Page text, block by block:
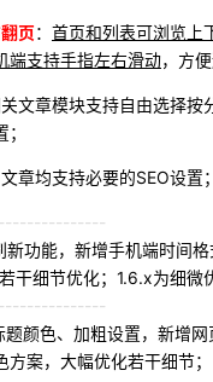
页： 首页和列表可浏览上
端支持手指左右滑动，方
文章模块支持自由选择按
章均支持必要的SEO设置；
新功能，新增手机端时间格
干细节优化； 1.6.x为细微
题颜色、加粗设置，新增
方案，大幅优化若干细节；